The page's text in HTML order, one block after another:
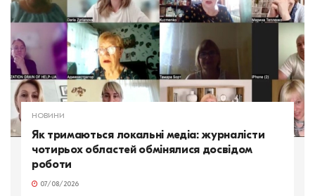
НОВИНИ
Як тримаються локальні медіа: журналісти
чотирьох областей обмінялися досвідом
роботи
07/08/2026